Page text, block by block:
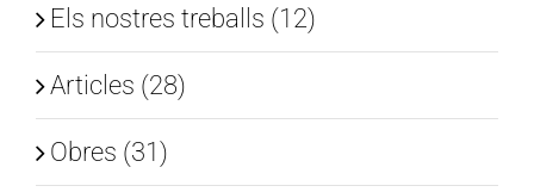
Els nostres treballs (12)
Articles (28)
Obres (31)